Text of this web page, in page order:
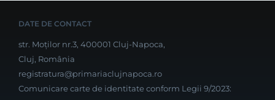
DATE DE CONTACT
str. Moților nr.3, 400001 Cluj-Napoca,
Cluj, România
registratura@primariaclujnapoca.ro
Comunicare carte de identitate conform Legii 9/2023: